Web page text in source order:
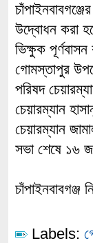
উদ্বোধন করা
ভিক্ষুক
গোমস্তাপুর
পরিষদ
চেয়ারম্যান
চেয়ারম্যান
সভা শেষে ১৬
Labels: